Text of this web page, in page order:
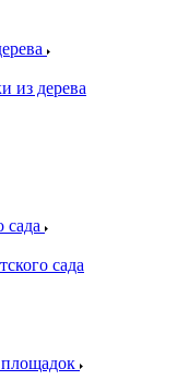
из дерева
сада
сада